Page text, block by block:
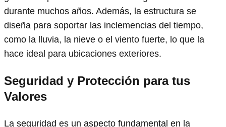
durante muchos años. Además, la estructura se
diseña para soportar las inclemencias del tiempo,
como la lluvia, la nieve o el viento fuerte, lo que la
hace ideal para ubicaciones exteriores.
Seguridad y Protección para tus
Valores
La seguridad es un aspecto fundamental en la